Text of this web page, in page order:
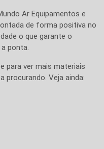
Ar Equipamentos e
de forma positiva no
o que garante o
ponta.
para ver mais materiais
procurando. Veja ainda: